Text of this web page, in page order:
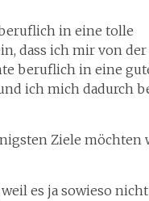
in eine tolle
dass ich mir von der
beruflich in eine
ich mich dadurch
Ziele möchten
es ja sowieso